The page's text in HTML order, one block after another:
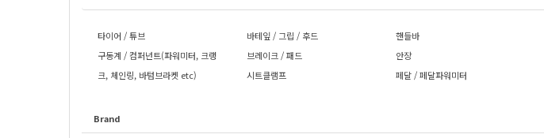
타이어 / 튜브 바테잎 / 그립 / 후드 핸들바
구동계 / 컴퍼넌트(파워미터, 크랭
크, 체인링, 바텀브라켓 etc)
브레이크 / 패드 안장
시트클램프
페달 / 페달파워미터
Brand